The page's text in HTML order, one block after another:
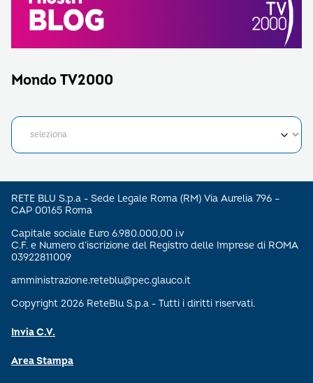
Mondo TV2000
RETE BLU S.p.a - Sede Legale Roma (RM) Via Aurelia 796 –
CAP 00165 Roma
Capitale sociale Euro 6.980.000,00 i.v
C.F. e Numero d’iscrizione del Registro delle Imprese di ROMA
03922811009
amministrazione.reteblu@pec.glauco.it
Copyright 2026 ReteBlu S.p.a - Tutti i diritti riservati.
Invia C.V.
Area Stampa